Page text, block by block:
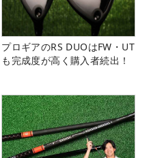
プロギアのRS DUOはFW・UT
も完成度が高く購入者続出！